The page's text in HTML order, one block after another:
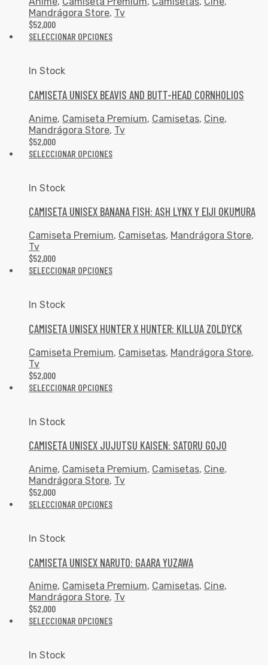
Mandrágora Store, Tv
$52,000
SELECCIONAR OPCIONES
In Stock
CAMISETA UNISEX BEAVIS AND BUTT-HEAD CORNHOLIOS
Anime, Camiseta Premium, Camisetas, Cine,
Mandrágora Store, Tv
$52,000
SELECCIONAR OPCIONES
In Stock
CAMISETA UNISEX BANANA FISH: ASH LYNX Y EIJI OKUMURA
Camiseta Premium, Camisetas, Mandrágora Store,
Tv
$52,000
SELECCIONAR OPCIONES
In Stock
CAMISETA UNISEX HUNTER X HUNTER: KILLUA ZOLDYCK
Camiseta Premium, Camisetas, Mandrágora Store,
Tv
$52,000
SELECCIONAR OPCIONES
In Stock
CAMISETA UNISEX JUJUTSU KAISEN: SATORU GOJO
Anime, Camiseta Premium, Camisetas, Cine,
Mandrágora Store, Tv
$52,000
SELECCIONAR OPCIONES
In Stock
CAMISETA UNISEX NARUTO: GAARA YUZAWA
Anime, Camiseta Premium, Camisetas, Cine,
Mandrágora Store, Tv
$52,000
SELECCIONAR OPCIONES
In Stock